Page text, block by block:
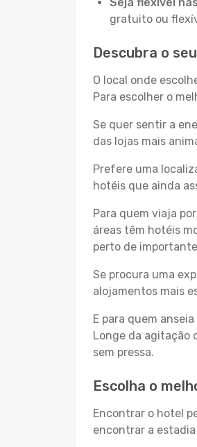
gratuito ou
Descubra o
O local onde
Para escolher o
Se quer sentir a
das lojas mais
Prefere uma
hotéis que ainda
Para quem viaja
áreas têm hotéis
perto de
Se procura uma
alojamentos mais
E para quem
Longe da agitação
sem pressa.
Escolha o
Encontrar o hotel
encontrar a